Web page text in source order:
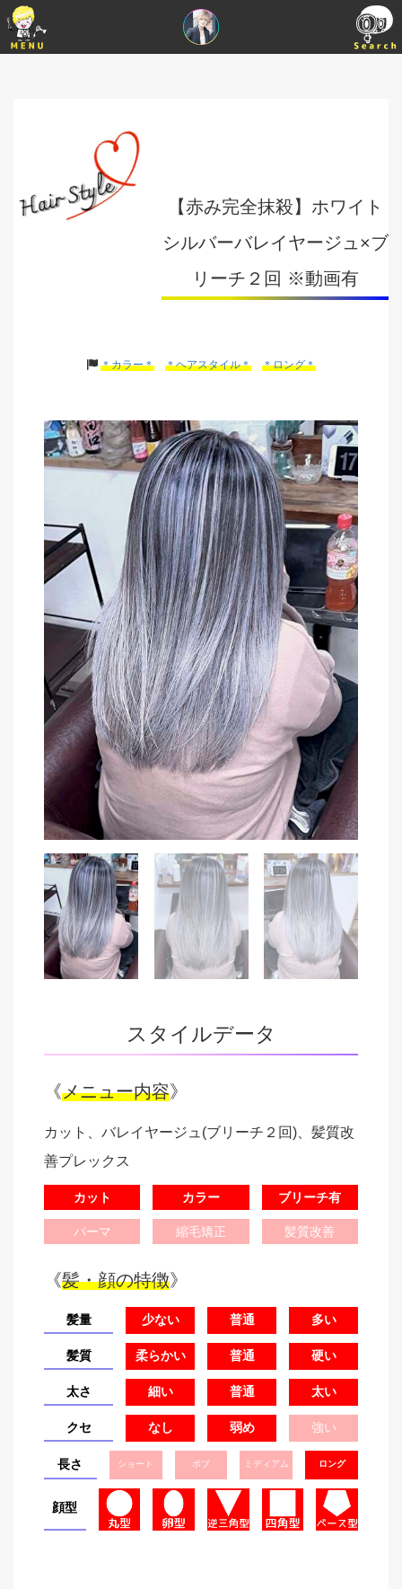
【赤み完全抹殺】ホワイト
シルバーバレイヤージュ×ブ
リーチ２回 ※動画有
＊カラー＊ ＊ヘアスタイル＊ ＊ロング＊
スタイルデータ
《メニュー内容》
カット、バレイヤージュ(ブリーチ２回)、髪質改
善プレックス
カット カラー ブリーチ有
パーマ 縮毛矯正 髪質改善
《髪・顔の特徴》
髪量 少ない 普通 多い
髪質 柔らかい 普通 硬い
太さ 細い 普通 太い
クセ なし 弱め 強い
長さ ショート ボブ ミディアム ロング
顔型